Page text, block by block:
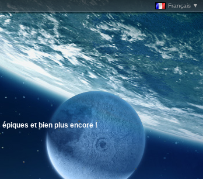
Français ▼
et bien plus encore !